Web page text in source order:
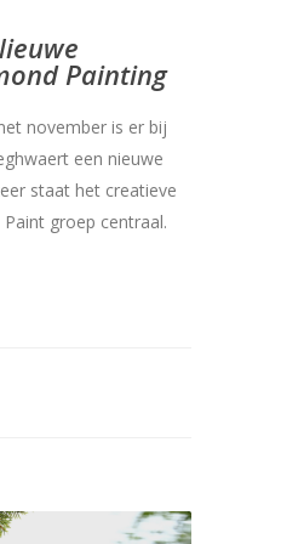
Painting
november is er bij
een nieuwe
staat het creatieve
groep centraal.